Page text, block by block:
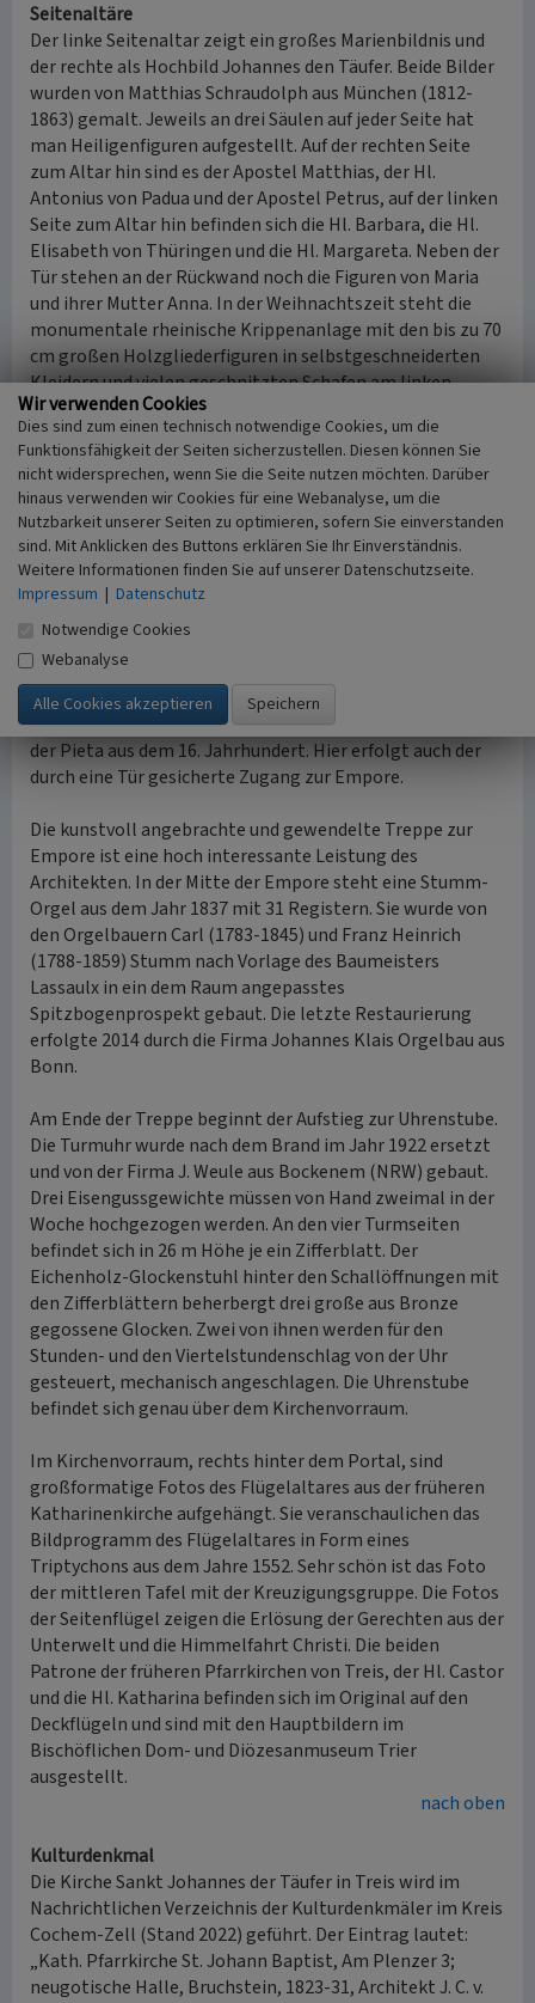
Seitenaltäre
Der linke Seitenaltar zeigt ein großes Marienbildnis und
der rechte als Hochbild Johannes den Täufer. Beide Bilder
wurden von Matthias Schraudolph aus München (1812-
1863) gemalt. Jeweils an drei Säulen auf jeder Seite hat
man Heiligenfiguren aufgestellt. Auf der rechten Seite
zum Altar hin sind es der Apostel Matthias, der Hl.
Antonius von Padua und der Apostel Petrus, auf der linken
Seite zum Altar hin befinden sich die Hl. Barbara, die Hl.
Elisabeth von Thüringen und die Hl. Margareta. Neben der
Tür stehen an der Rückwand noch die Figuren von Maria
und ihrer Mutter Anna. In der Weihnachtszeit steht die
monumentale rheinische Krippenanlage mit den bis zu 70
cm großen Holzgliederfiguren in selbstgeschneiderten
Kleidern und vielen geschnitzten Schafen am linken
Seitenaltar.
nach oben
Sonstige Innenraumgestaltung
In der Mitte des Kirchenschiffs befindet sich das
Taufbecken. Das Brustbild des Hl. Judas Thaddäus, des
Nothelfers in schweren Anliegen, ist aus Dankbarkeit von
Verehrern nach dem Zweiten Weltkrieg angeschafft
worden.
Einen besonderen Zuspruch findet die „Fatima Kapelle“
mit der Erscheinungsmadonna. Diese Kapelle bietet Raum
für das stille Gebet. An der linken Seite, vor dem alten
Beichtstuhl, befindet sich ein sehr eindrucksvolles Bildnis
der Pieta aus dem 16. Jahrhundert. Hier erfolgt auch der
durch eine Tür gesicherte Zugang zur Empore.
Die kunstvoll angebrachte und gewendelte Treppe zur
Empore ist eine hoch interessante Leistung des
Architekten. In der Mitte der Empore steht eine Stumm-
Orgel aus dem Jahr 1837 mit 31 Registern. Sie wurde von
den Orgelbauern Carl (1783-1845) und Franz Heinrich
(1788-1859) Stumm nach Vorlage des Baumeisters
Lassaulx in ein dem Raum angepasstes
Spitzbogenprospekt gebaut. Die letzte Restaurierung
erfolgte 2014 durch die Firma Johannes Klais Orgelbau aus
Bonn.
Am Ende der Treppe beginnt der Aufstieg zur Uhrenstube.
Die Turmuhr wurde nach dem Brand im Jahr 1922 ersetzt
und von der Firma J. Weule aus Bockenem (NRW) gebaut.
Drei Eisengussgewichte müssen von Hand zweimal in der
Woche hochgezogen werden. An den vier Turmseiten
befindet sich in 26 m Höhe je ein Zifferblatt. Der
Eichenholz-Glockenstuhl hinter den Schallöffnungen mit
den Zifferblättern beherbergt drei große aus Bronze
gegossene Glocken. Zwei von ihnen werden für den
Stunden- und den Viertelstundenschlag von der Uhr
gesteuert, mechanisch angeschlagen. Die Uhrenstube
befindet sich genau über dem Kirchenvorraum.
Im Kirchenvorraum, rechts hinter dem Portal, sind
großformatige Fotos des Flügelaltares aus der früheren
Katharinenkirche aufgehängt. Sie veranschaulichen das
Bildprogramm des Flügelaltares in Form eines
Triptychons aus dem Jahre 1552. Sehr schön ist das Foto
der mittleren Tafel mit der Kreuzigungsgruppe. Die Fotos
der Seitenflügel zeigen die Erlösung der Gerechten aus der
Unterwelt und die Himmelfahrt Christi. Die beiden
Patrone der früheren Pfarrkirchen von Treis, der Hl. Castor
und die Hl. Katharina befinden sich im Original auf den
Deckflügeln und sind mit den Hauptbildern im
Bischöflichen Dom- und Diözesanmuseum Trier
ausgestellt.
nach oben
Kulturdenkmal
Die Kirche Sankt Johannes der Täufer in Treis wird im
Nachrichtlichen Verzeichnis der Kulturdenkmäler im Kreis
Cochem-Zell (Stand 2022) geführt. Der Eintrag lautet:
„Kath. Pfarrkirche St. Johann Baptist, Am Plenzer 3;
neugotische Halle, Bruchstein, 1823-31, Architekt J. C. v.
Wir verwenden Cookies
Dies sind zum einen technisch notwendige Cookies, um die
Funktionsfähigkeit der Seiten sicherzustellen. Diesen können Sie
nicht widersprechen, wenn Sie die Seite nutzen möchten. Darüber
hinaus verwenden wir Cookies für eine Webanalyse, um die
Nutzbarkeit unserer Seiten zu optimieren, sofern Sie einverstanden
sind. Mit Anklicken des Buttons erklären Sie Ihr Einverständnis.
Weitere Informationen finden Sie auf unserer Datenschutzseite.
Impressum | Datenschutz
Notwendige Cookies
Webanalyse